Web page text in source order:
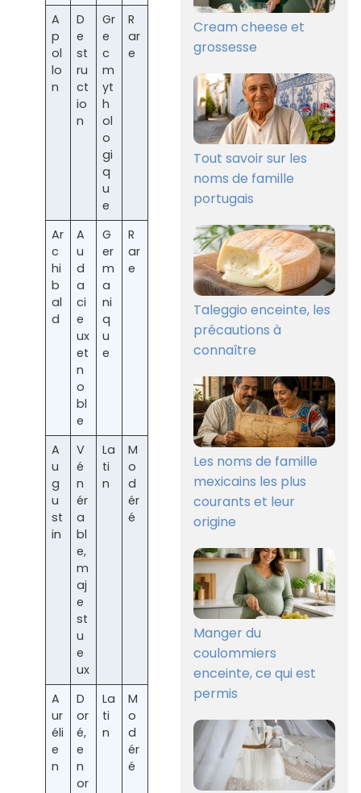
A
p
ol
lo
n
D
e
st
ru
ct
io
n
Gr
e
c
m
yt
h
ol
o
gi
q
u
e
R
ar
e
Ar
c
hi
b
al
d
A
u
d
a
ci
e
ux
et
n
o
bl
e
G
er
m
a
ni
q
u
e
R
ar
e
A
u
g
u
st
in
V
é
n
ér
a
bl
e,
m
aj
e
st
u
e
ux
La
ti
n
M
o
d
ér
é
A
ur
éli
e
n
D
or
é,
e
n
or
La
ti
n
M
o
d
ér
é
Cream cheese et
grossesse
Tout savoir sur les
noms de famille
portugais
Taleggio enceinte, les
précautions à
connaître
Les noms de famille
mexicains les plus
courants et leur
origine
Manger du
coulommiers
enceinte, ce qui est
permis